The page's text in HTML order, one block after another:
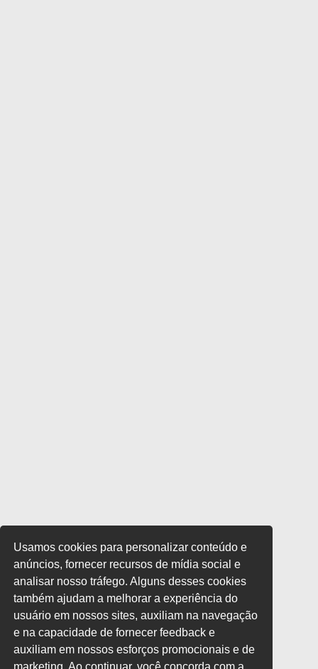
Usamos cookies para personalizar conteúdo e
anúncios, fornecer recursos de mídia social e
analisar nosso tráfego. Alguns desses cookies
também ajudam a melhorar a experiência do
usuário em nossos sites, auxiliam na navegação
e na capacidade de fornecer feedback e
auxiliam em nossos esforços promocionais e de
marketing. Ao continuar, você concorda com a